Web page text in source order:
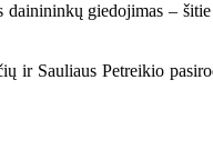
dainininkų giedojimas –
ir Sauliaus Petreikio